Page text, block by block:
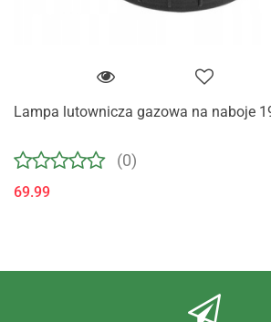
Lampa lutownicza gazowa na naboje
(0)
69.99